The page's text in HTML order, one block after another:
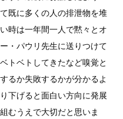
既に多くの人の排泄物を堆
時は一年間一人で黙々とオ
・パウリ先生に送りつけて
トベトしてきたなど嗅覚と
るか失敗するかが分かるよ
下げると面白い方向に発展
むうえで大切だと思いま